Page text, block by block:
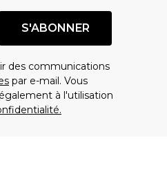
S'ABONNER
des communications
par e-mail. Vous
à l'utilisation